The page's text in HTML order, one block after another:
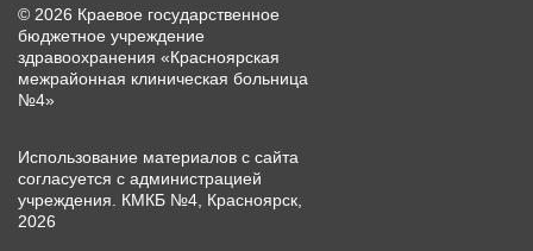
© 2026 Краевое государственное
бюджетное учреждение
здравоохранения «Красноярская
межрайонная клиническая больница
№4»
Использование материалов с сайта
согласуется с администрацией
учреждения. КМКБ №4, Красноярск,
2026